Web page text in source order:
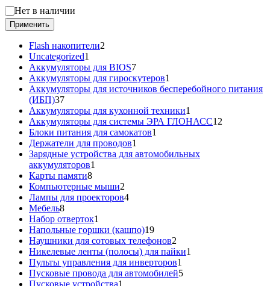
Статус
Нет в наличии
Применить
Flash накопители2
Uncategorized1
товар
Аккумуляторы для BIOS77
товаров
Аккумуляторы для гироскутеров1
товар
Аккумуляторы для источников бесперебойного питания
(ИБП)3737
товаров
Аккумуляторы для кухонной техники1
товар
Аккумуляторы для системы ЭРА ГЛОНАСС12
Блоки питания для самокатов1
Держатели для проводов1
товар
Зарядные устройства для автомобильных
аккумуляторов1
Карты памяти88
товаров
Компьютерные мыши2
товара
Лампы для проекторов44
Мебель88
товаров
Набор отверток1
товар
Напольные горшки (кашпо)1919
товаров
Наушники для сотовых телефонов2
товара
Никелевые ленты (полосы) для пайки1
Пульты управления для инверторов1
товар
Пусковые провода для автомобилей55